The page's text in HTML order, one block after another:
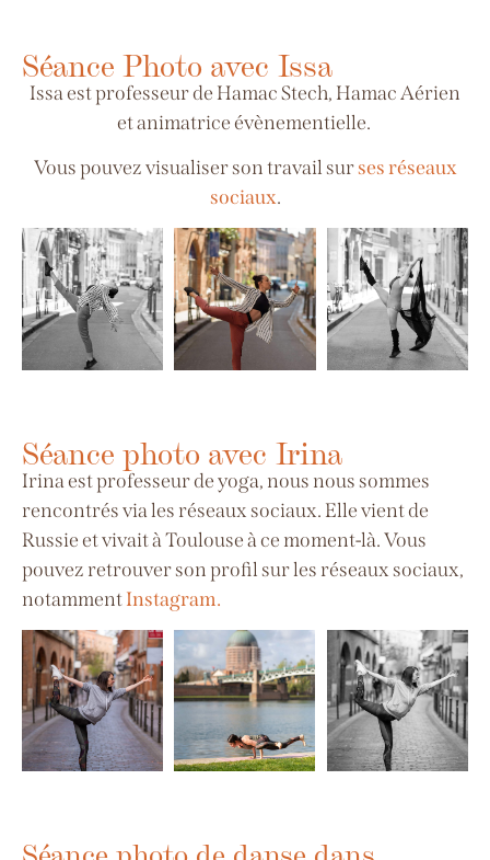
Séance Photo avec Issa
Issa est professeur de Hamac Stech, Hamac Aérien
et animatrice évènementielle.
Vous pouvez visualiser son travail surses réseaux
sociaux.
Séance photo avec Irina
Irina est professeur de yoga, nous nous sommes
rencontrés via les réseaux sociaux. Elle vient de
Russie et vivait à Toulouse à ce moment-là. Vous
pouvez retrouver son profil sur les réseaux sociaux,
notammentInstagram.
Séance photo de danse dans